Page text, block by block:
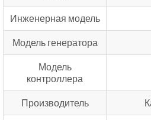
Инженерная модель
Модель генератора
Модель
контроллера
Производитель